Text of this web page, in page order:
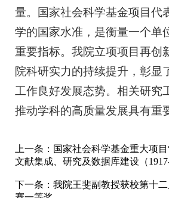
量。国家社会科学基金项目代
学的国家水准，是衡量一个单
重要指标。我院立项项目再创
院科研实力的持续提升，彰显
工作良好发展态势。相关研究
推动学科的高质量发展具有重
上一条： 国家社会科学基金重大项
文献集成、研究及数据库建设（
下一条： 我院王斐副教授获校第十